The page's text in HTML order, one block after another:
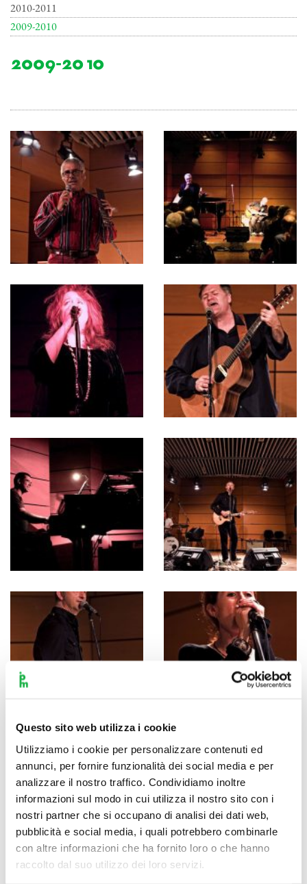
Questo sito web utilizza i cookie
Utilizziamo i cookie per personalizzare contenuti ed
annunci, per fornire funzionalità dei social media e per
analizzare il nostro traffico. Condividiamo inoltre
informazioni sul modo in cui utilizza il nostro sito con i
nostri partner che si occupano di analisi dei dati web,
pubblicità e social media, i quali potrebbero combinarle
con altre informazioni che ha fornito loro o che hanno
raccolto dal suo utilizzo dei loro servizi.
2010-2011
2009-2010
2009-2010